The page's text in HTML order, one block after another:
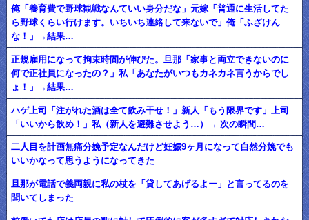
俺「養育費で野球観戦なんていい身分だな」元嫁「普通に生活してた
ら野球くらい行けます。いちいち連絡して来ないで」俺「ふざけん
な！」→結果…
正規雇用になって拘束時間が伸びた。旦那「家事と両立できないのに
何で正社員になったの？」私「あなたがいつもカネカネ言うからでし
ょ！」→結果…
ハゲ上司「注がれた酒は全て飲み干せ！」新人「もう限界です」上司
「いいから飲め！」私（新人を避難させよう…）→ 次の瞬間…
二人目を計画無痛分娩予定なんだけど妊娠9ヶ月になって自然分娩でも
いいかなって思うようになってきた
旦那が電話で義両親に私の杖を「貸してあげるよー」と言ってるのを
聞いてしまった